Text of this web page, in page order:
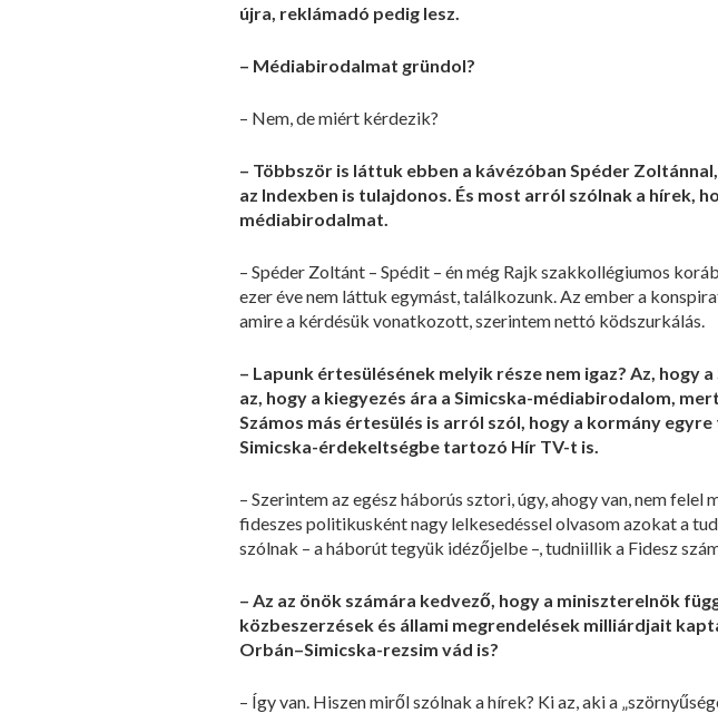
újra, reklámadó pedig lesz.
– Médiabirodalmat gründol?
– Nem, de miért kérdezik?
– Többször is láttuk ebben a kávézóban Spéder
az Indexben is tulajdonos. És most arról szólnak a hírek,
médiabirodalmat.
– Spéder Zoltánt – Spédit – én még Rajk szakkollégiumos
ezer éve nem láttuk egymást, találkozunk. Az ember a
amire a kérdésük vonatkozott, szerintem nettó ködszurkálás.
– Lapunk értesülésének melyik része nem igaz? Az,
az, hogy a kiegyezés ára a Simicska-médiabirodalom,
Számos más értesülés is arról szól, hogy a kormány
Simicska-érdekeltségbe tartozó Hír TV-t is.
– Szerintem az egész háborús sztori, úgy, ahogy van, nem
fideszes politikusként nagy lelkesedéssel olvasom azokat a
szólnak – a háborút tegyük idézőjelbe –, tudniillik a Fidesz
– Az az önök számára kedvező, hogy a miniszterelnök
közbeszerzések és állami megrendelések milliárdjait
Orbán–Simicska-rezsim vád is?
– Így van. Hiszen miről szólnak a hírek? Ki az, aki a